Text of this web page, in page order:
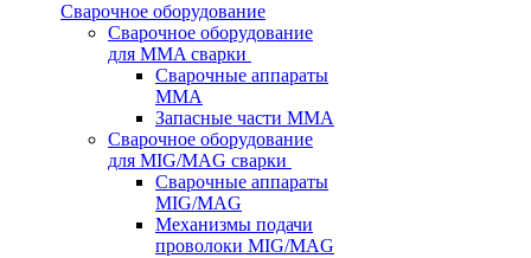
Сварочное оборудование
Сварочное оборудование
для MMA сварки
Сварочные аппараты
MMA
Запасные части MMA
Сварочное оборудование
для MIG/MAG сварки
Сварочные аппараты
MIG/MAG
Механизмы подачи
проволоки MIG/MAG